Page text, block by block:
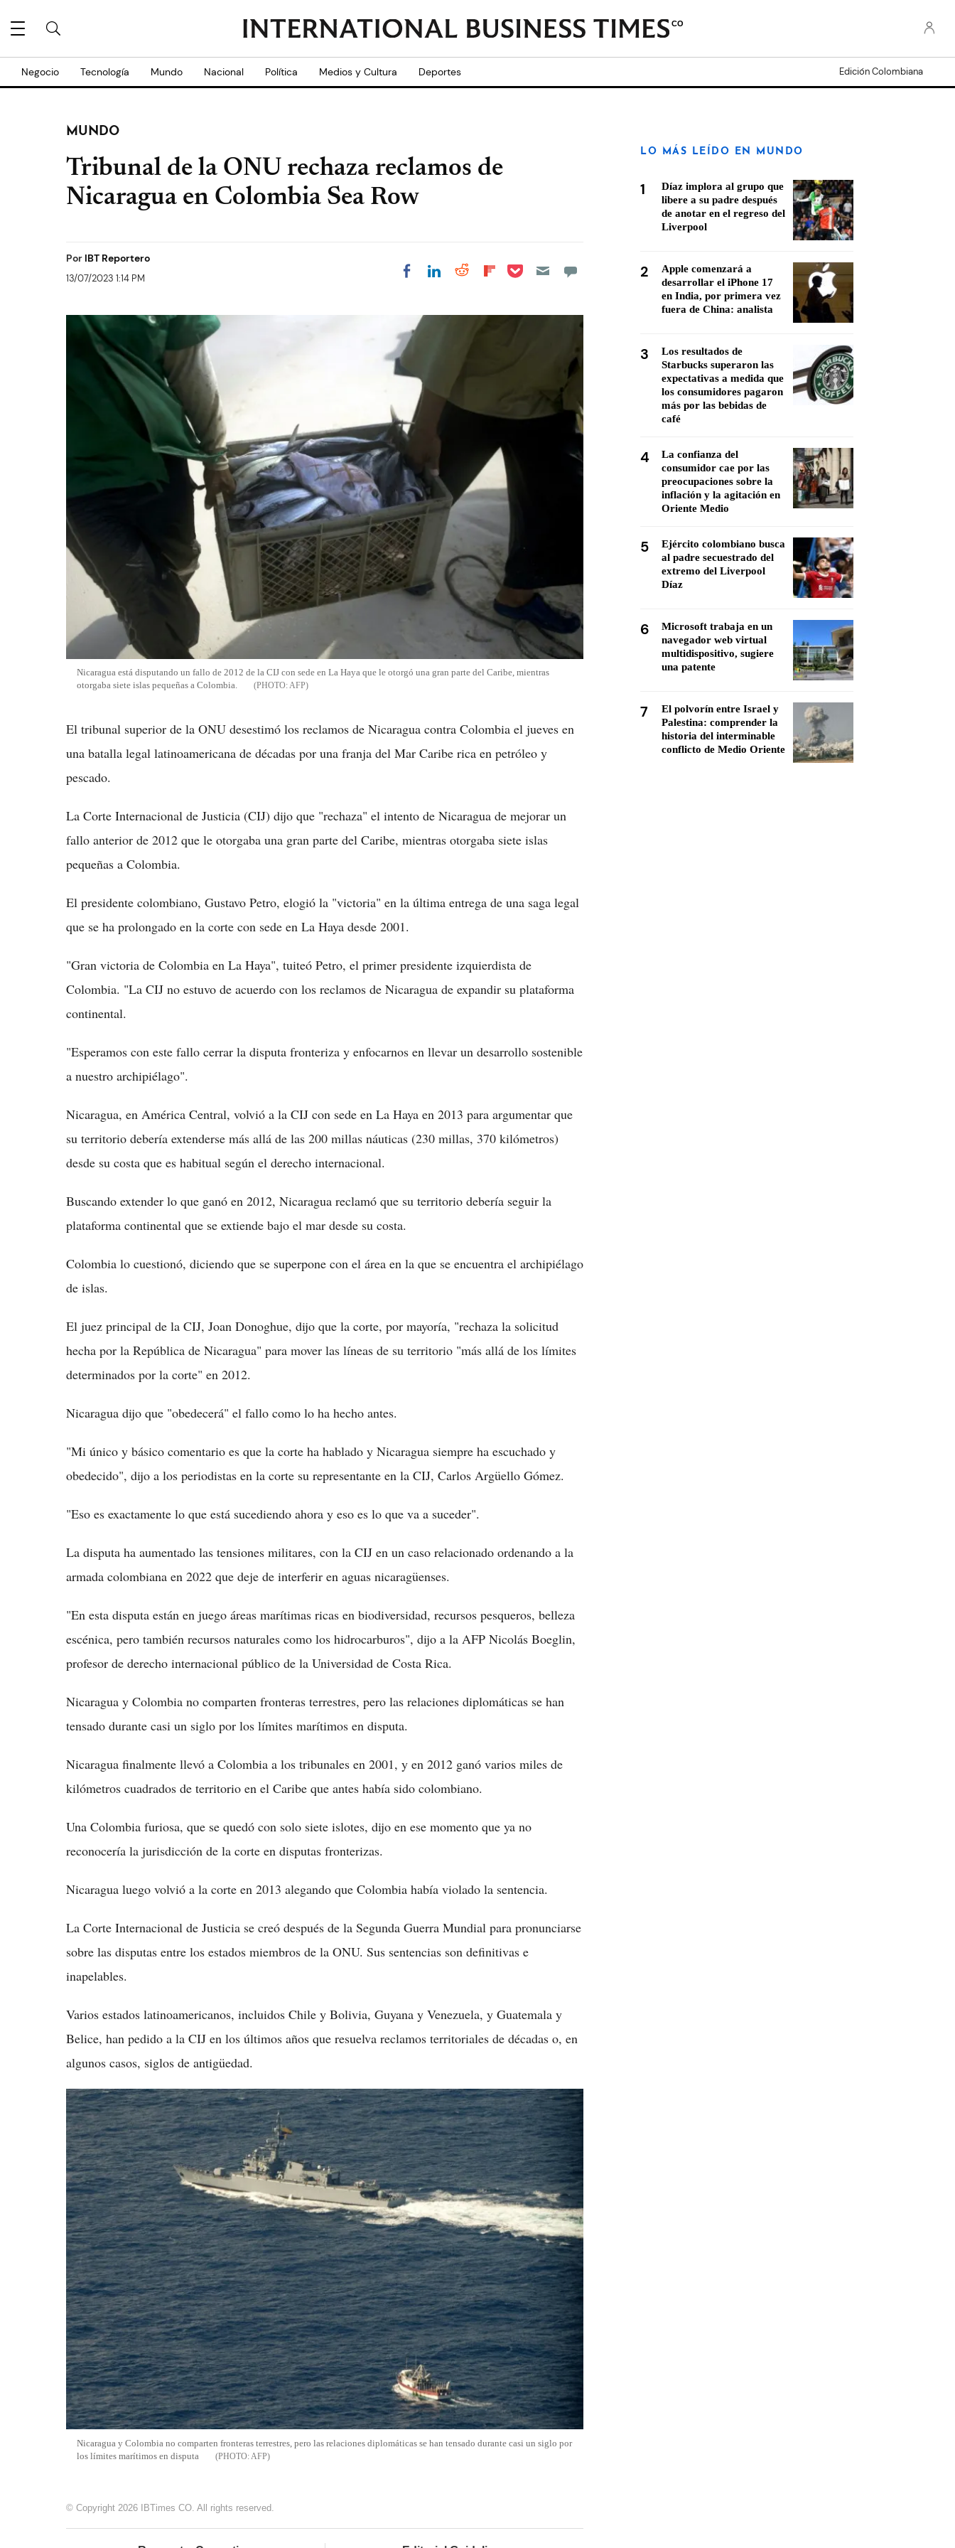
CO
Negocio Tecnología Mundo Nacional Política Medios y Cultura Deportes Edición Colombiana
MUNDO
Tribunal de la ONU rechaza reclamos de
Nicaragua en Colombia Sea Row
Por IBT Reportero
13/07/2023 1:14 PM Share on Facebook
Share on LinkedIn
Share on Reddit
Share on
Share on Pocket
Nicaragua está disputando un fallo de 2012 de la CIJ con sede en La Haya que le otorgó una gran parte del Caribe, mientras
otorgaba siete islas pequeñas a Colombia.
AFP
El tribunal superior de la ONU desestimó los reclamos de Nicaragua contra Colombia el jueves en
una batalla legal latinoamericana de décadas por una franja del Mar Caribe rica en petróleo y
pescado.
La Corte Internacional de Justicia (CIJ) dijo que "rechaza" el intento de Nicaragua de mejorar un
fallo anterior de 2012 que le otorgaba una gran parte del Caribe, mientras otorgaba siete islas
pequeñas a Colombia.
El presidente colombiano, Gustavo Petro, elogió la "victoria" en la última entrega de una saga legal
que se ha prolongado en la corte con sede en La Haya desde 2001.
"Gran victoria de Colombia en La Haya", tuiteó Petro, el primer presidente izquierdista de
Colombia. "La CIJ no estuvo de acuerdo con los reclamos de Nicaragua de expandir su plataforma
continental.
"Esperamos con este fallo cerrar la disputa fronteriza y enfocarnos en llevar un desarrollo sostenible
a nuestro archipiélago".
Nicaragua, en América Central, volvió a la CIJ con sede en La Haya en 2013 para argumentar que
su territorio debería extenderse más allá de las 200 millas náuticas (230 millas, 370 kilómetros)
desde su costa que es habitual según el derecho internacional.
Buscando extender lo que ganó en 2012, Nicaragua reclamó que su territorio debería seguir la
plataforma continental que se extiende bajo el mar desde su costa.
Colombia lo cuestionó, diciendo que se superpone con el área en la que se encuentra el archipiélago
de islas.
El juez principal de la CIJ, Joan Donoghue, dijo que la corte, por mayoría, "rechaza la solicitud
hecha por la República de Nicaragua" para mover las líneas de su territorio "más allá de los límites
determinados por la corte" en 2012.
Nicaragua dijo que "obedecerá" el fallo como lo ha hecho antes.
"Mi único y básico comentario es que la corte ha hablado y Nicaragua siempre ha escuchado y
obedecido", dijo a los periodistas en la corte su representante en la CIJ, Carlos Argüello Gómez.
"Eso es exactamente lo que está sucediendo ahora y eso es lo que va a suceder".
La disputa ha aumentado las tensiones militares, con la CIJ en un caso relacionado ordenando a la
armada colombiana en 2022 que deje de interferir en aguas nicaragüenses.
"En esta disputa están en juego áreas marítimas ricas en biodiversidad, recursos pesqueros, belleza
escénica, pero también recursos naturales como los hidrocarburos", dijo a la AFP Nicolás Boeglin,
profesor de derecho internacional público de la Universidad de Costa Rica.
Nicaragua y Colombia no comparten fronteras terrestres, pero las relaciones diplomáticas se han
tensado durante casi un siglo por los límites marítimos en disputa.
Nicaragua finalmente llevó a Colombia a los tribunales en 2001, y en 2012 ganó varios miles de
kilómetros cuadrados de territorio en el Caribe que antes había sido colombiano.
Una Colombia furiosa, que se quedó con solo siete islotes, dijo en ese momento que ya no
reconocería la jurisdicción de la corte en disputas fronterizas.
Nicaragua luego volvió a la corte en 2013 alegando que Colombia había violado la sentencia.
La Corte Internacional de Justicia se creó después de la Segunda Guerra Mundial para pronunciarse
sobre las disputas entre los estados miembros de la ONU. Sus sentencias son definitivas e
inapelables.
Varios estados latinoamericanos, incluidos Chile y Bolivia, Guyana y Venezuela, y Guatemala y
Belice, han pedido a la CIJ en los últimos años que resuelva reclamos territoriales de décadas o, en
algunos casos, siglos de antigüedad.
Nicaragua y Colombia no comparten fronteras terrestres, pero las relaciones diplomáticas se han tensado durante casi un siglo por
los límites marítimos en disputa
AFP
© Copyright 2026 IBTimes CO. All rights reserved.
LO MÁS LEÍDO EN MUNDO
1
Díaz implora al grupo que
libere a su padre después
de anotar en el regreso del
Liverpool
2
Apple comenzará a
desarrollar el iPhone 17
en India, por primera vez
fuera de China: analista
3
Los resultados de
Starbucks superaron las
expectativas a medida que
los consumidores pagaron
más por las bebidas de
café
4
La confianza del
consumidor cae por las
preocupaciones sobre la
inflación y la agitación en
Oriente Medio
5
Ejército colombiano busca
al padre secuestrado del
extremo del Liverpool
Díaz
6
Microsoft trabaja en un
navegador web virtual
multidispositivo, sugiere
una patente
7
El polvorín entre Israel y
Palestina: comprender la
historia del interminable
conflicto de Medio Oriente